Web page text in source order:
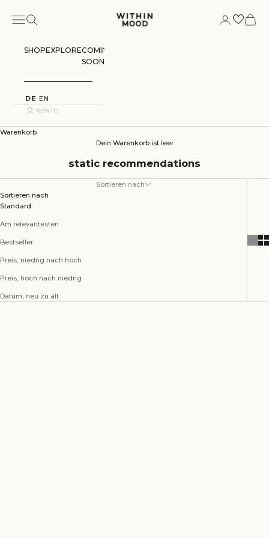
Within Mood
Menü
Suchen Konto
SHOPEXPLORECOMING
SOON
DE EN
KONTO
Warenkorb
Dein Warenkorb ist leer
static recommendations
Sortieren nach
Sortieren nach
Standard
Am relevantesten
Bestseller
Preis, niedrig nach hoch
Preis, hoch nach niedrig
Datum, neu zu alt